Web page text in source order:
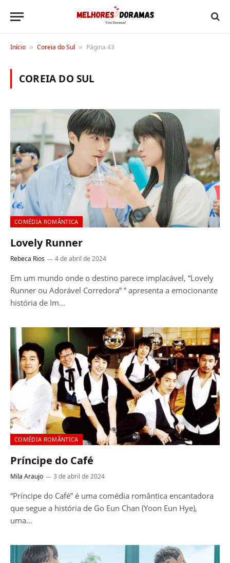
Início » Coreia do Sul » Página 43
COREIA DO SUL
COMÉDIA ROMÂNTICA
Lovely Runner
Rebeca Rios 4 de abril de 2024
Em um mundo onde o destino parece implacável, “Lovely
Runner ou Adorável Corredora” ” apresenta a emocionante
história de Im…
COMÉDIA ROMÂNTICA
Príncipe do Café
Mila Araujo 3 de abril de 2024
“Príncipe do Café” é uma comédia romântica encantadora
que segue a história de Go Eun Chan (Yoon Eun Hye),
uma…